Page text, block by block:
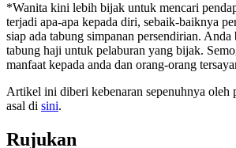
*Wanita kini lebih bijak untuk mencari
terjadi apa-apa kepada diri, sebaik-baiknya
siap ada tabung simpanan persendirian.
tabung haji untuk pelaburan yang bijak.
manfaat kepada anda dan orang-orang
Artikel ini diberi kebenaran sepenuhnya oleh
asal di sini.
Rujukan